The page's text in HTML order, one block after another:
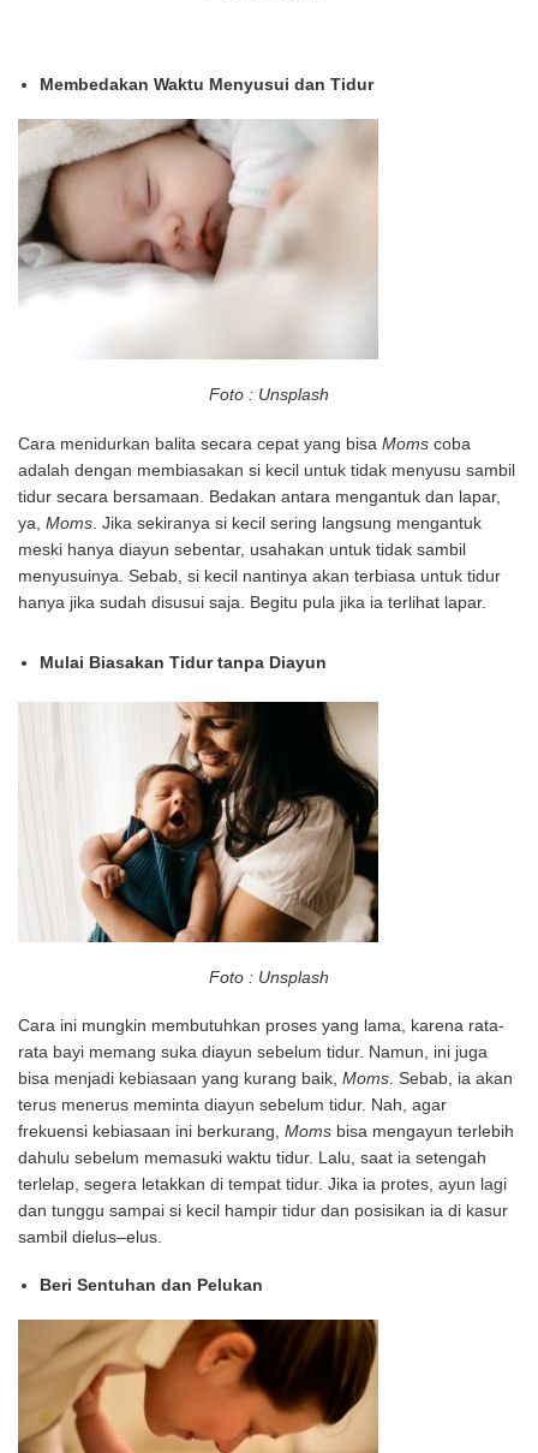
Membedakan Waktu Menyusui dan Tidur
Foto : Unsplash
Cara menidurkan balita secara cepat yang bisa Moms coba
adalah dengan membiasakan si kecil untuk tidak menyusu sambil
tidur secara bersamaan. Bedakan antara mengantuk dan lapar,
ya, Moms . Jika sekiranya si kecil sering langsung mengantuk
meski hanya diayun sebentar, usahakan untuk tidak sambil
menyusuinya. Sebab, si kecil nantinya akan terbiasa untuk tidur
hanya jika sudah disusui saja. Begitu pula jika ia terlihat lapar.
Mulai Biasakan Tidur tanpa Diayun
Foto : Unsplash
Cara ini mungkin membutuhkan proses yang lama, karena rata-
rata bayi memang suka diayun sebelum tidur. Namun, ini juga
bisa menjadi kebiasaan yang kurang baik, Moms . Sebab, ia akan
terus menerus meminta diayun sebelum tidur. Nah, agar
frekuensi kebiasaan ini berkurang, Moms bisa mengayun terlebih
dahulu sebelum memasuki waktu tidur. Lalu, saat ia setengah
terlelap, segera letakkan di tempat tidur. Jika ia protes, ayun lagi
dan tunggu sampai si kecil hampir tidur dan posisikan ia di kasur
sambil dielus–elus.
Beri Sentuhan dan Pelukan